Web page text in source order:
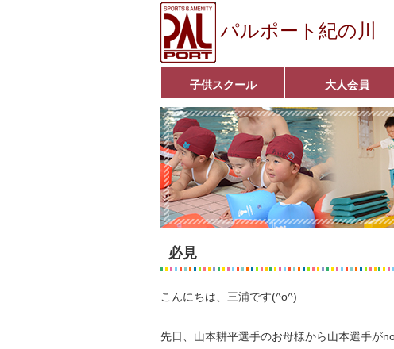
パルポート紀の川
子供スクール
ベビーコース
幼児コース
小学生コース
育成コース
選手コース
キッズパーク(体操教室)
子どもダンス教室
■入会案内■
大人会員
アクア悠々クラブ
いきいきコース
■入会案内■
必見
こんにちは、三浦です(^o^)
先日、山本耕平選手のお母様から山本選手が